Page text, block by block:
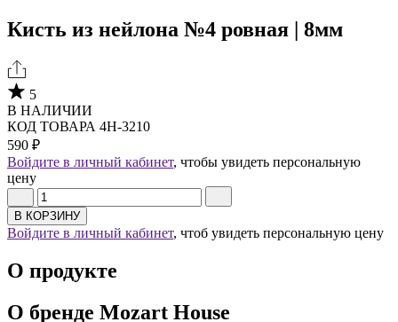
Кисть из нейлона №4 ровная | 8мм
5
В НАЛИЧИИ
КОД ТОВАРА 4Н-3210
590 ₽
Войдите в личный кабинет, чтобы увидеть персональную
цену
В КОРЗИНУ
Войдите в личный кабинет, чтоб увидеть персональную цену
О продукте
О бренде Mozart House